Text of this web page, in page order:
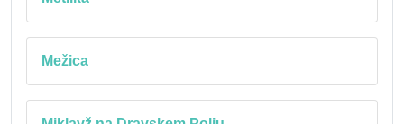
Mežica